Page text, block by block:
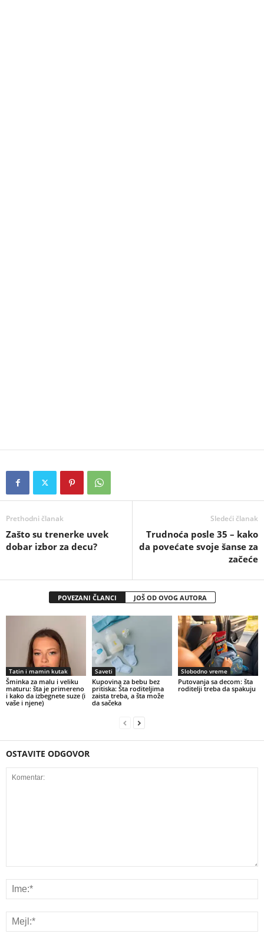
Prethodni članak
Zašto su trenerke uvek
dobar izbor za decu?
Sledeći članak
Trudnoća posle 35 – kako
da povećate svoje šanse za
začeće
POVEZANI ČLANCI JOŠ OD OVOG AUTORA
Tatin i mamin kutak
Šminka za malu i veliku
maturu: šta je primereno
i kako da izbegnete suze (i
vaše i njene)
Saveti
Kupovina za bebu bez
pritiska: Šta roditeljima
zaista treba, a šta može
da sačeka
Slobodno vreme
Putovanja sa decom: šta
roditelji treba da spakuju
OSTAVITE ODGOVOR